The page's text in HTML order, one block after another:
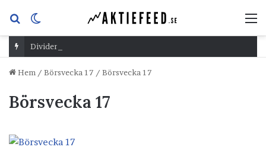
Sök
efterskin
Dividend Overshoot Day
Hem / Börsvecka 17 / Börsvecka 17
Börsvecka 17